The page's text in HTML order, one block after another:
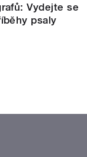
Vydejte se
psaly